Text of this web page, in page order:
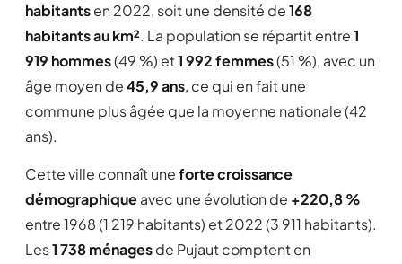
habitantsen 2022, soit une densité de168
habitants au km². La population se répartit entre1
919 hommes(49 %) et1 992 femmes(51 %), avec un
âge moyen de45,9 ans, ce qui en fait une
commune plus âgée que la moyenne nationale (42
ans).
Cette ville connaît uneforte croissance
démographiqueavec une évolution de +220,8 %
entre 1968 (1 219 habitants) et 2022 (3 911 habitants).
Les1 738 ménagesde Pujaut comptent en